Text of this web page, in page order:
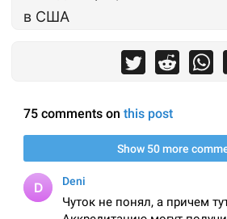
в США